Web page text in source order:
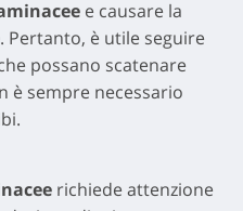
e causare la
. Pertanto, è utile seguire
possano scatenare
è sempre necessario
richiede attenzione